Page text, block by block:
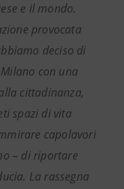
e il mondo.
provocata
deciso di
con una
cittadinanza,
spazi di vita
capolavori
– di riportare
La rassegna